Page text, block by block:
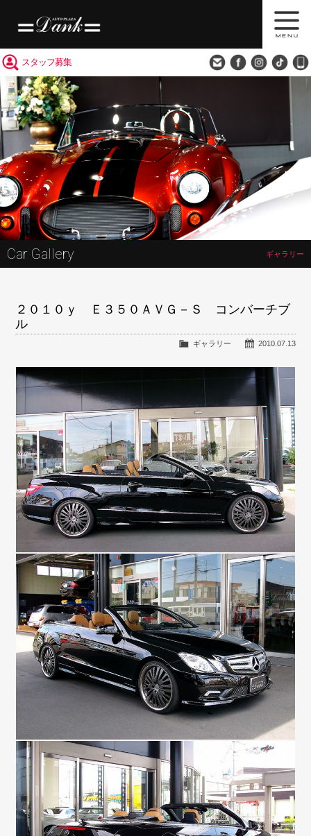
スタッフ募集
Car Gallery ギャラリー
２０１０ｙ Ｅ３５０ＡＶＧ－Ｓ コンバーチブ
ル
2010.07.13
ギャラリー